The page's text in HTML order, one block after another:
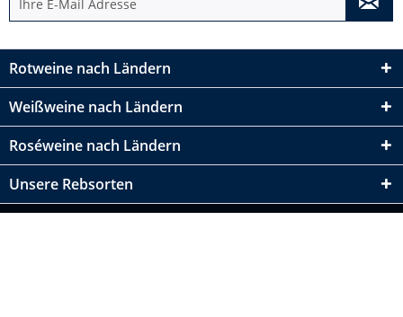
Rotweine nach Ländern
Weißweine nach Ländern
Roséweine nach Ländern
Unsere Rebsorten